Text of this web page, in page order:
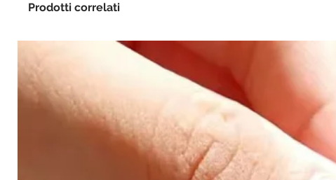
Prodotti correlati